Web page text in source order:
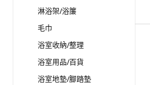
淋浴架/浴簾
毛巾
浴室收納/整理
浴室用品/百貨
浴室地墊/腳踏墊